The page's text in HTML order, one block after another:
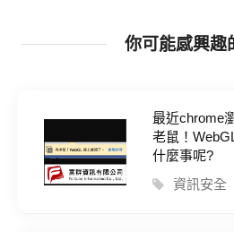
你可能感興趣
最近chrome
老鼠！
什麼事呢?
資訊安全